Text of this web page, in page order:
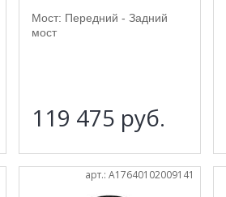
Мост: Передний - Задний
мост
119 475 руб.
арт.: A17640102009141